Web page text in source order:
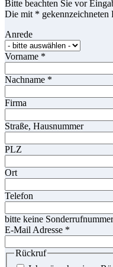
Bitte beachten Sie vor
Die mit * gekennzeichneten
Anrede
Vorname *
Nachname *
Firma
Straße, Hausnummer
PLZ
Ort
Telefon
bitte keine
E-Mail Adresse *
Rückruf